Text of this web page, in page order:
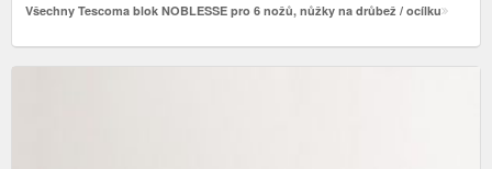
Všechny Tescoma blok NOBLESSE pro 6 nožů, nůžky na drůbež / ocílku